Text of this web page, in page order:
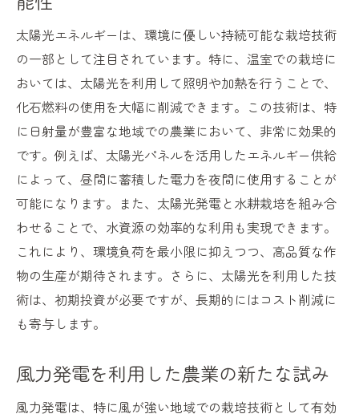
太陽光エネルギーは、環境に優しい持続可能な栽培技術
の一部として注目されています。特に、温室での栽培に
おいては、太陽光を利用して照明や加熱を行うことで、
化石燃料の使用を大幅に削減できます。この技術は、特
に日射量が豊富な地域での農業において、非常に効果的
です。例えば、太陽光パネルを活用したエネルギー供給
によって、昼間に蓄積した電力を夜間に使用することが
可能になります。また、太陽光発電と水耕栽培を組み合
わせることで、水資源の効率的な利用も実現できます。
これにより、環境負荷を最小限に抑えつつ、高品質な作
物の生産が期待されます。さらに、太陽光を利用した技
術は、初期投資が必要ですが、長期的にはコスト削減に
も寄与します。
風力発電を利用した農業の新たな試み
風力発電は、特に風が強い地域での栽培技術として有効